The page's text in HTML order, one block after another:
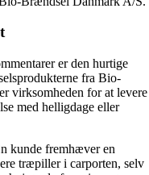
er den hurtige
fra Bio-
virksomheden for at levere
med helligdage eller
kunde fremhæver en
træpiller i carporten, selv